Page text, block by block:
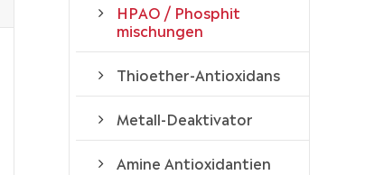
HPAO / Phosphit
mischungen
Thioether-Antioxidans
Metall-Deaktivator
Amine Antioxidantien